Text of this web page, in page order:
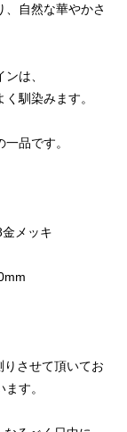
自然な華やかさ
は、
馴染みます。
品です。
メッキ
させて頂いてお
す。